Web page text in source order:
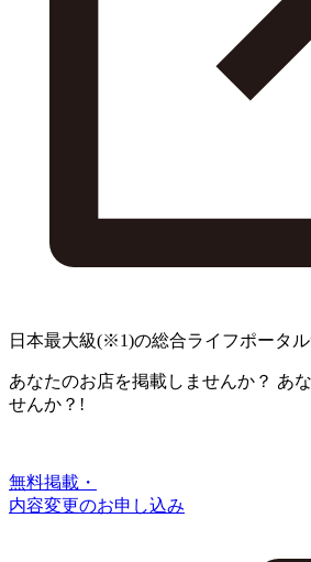
日本最大級(※1)の総合ライフポータル
あなたのお店を掲載しませんか？ あ
せんか？!
無料掲載・
内容変更のお申し込み